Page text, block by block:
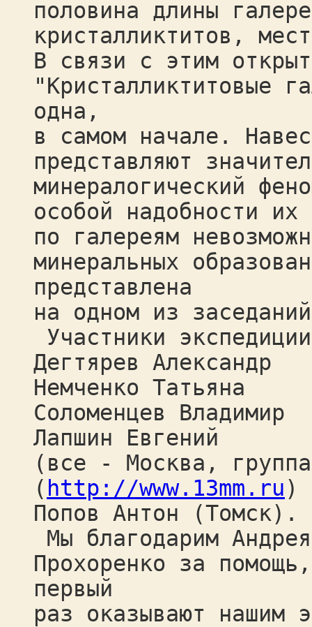
половина длины
кристалликтитов,
В связи с этим
"Кристалликтитовые
одна,
в самом начале.
представляют
минералогический
особой надобности
по галереям
минеральных
представлена
на одном из
Участники
Дегтярев Александр
Немченко Татьяна
Соломенцев Владимир
Лапшин Евгений
(все - Москва, группа
( http://www.13mm.ru)
Попов Антон (Томск).
Мы благодарим
Прохоренко за
первый
раз оказывают нашим